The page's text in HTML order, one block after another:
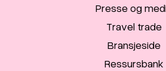
Presse og
Travel trade
Bransjeside
Ressursbank